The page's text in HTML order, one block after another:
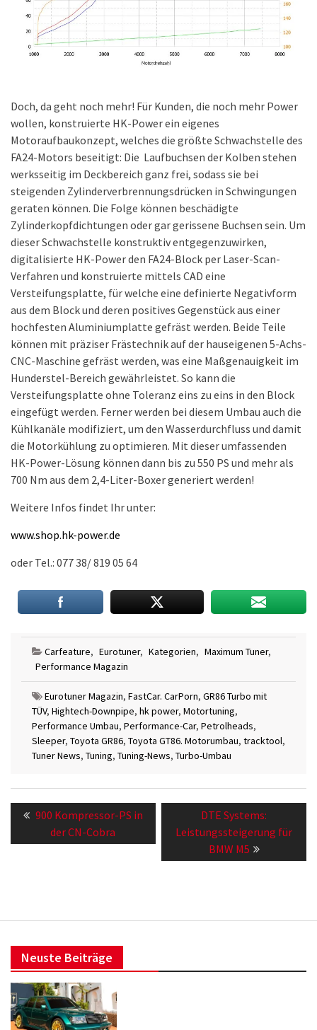
Doch, da geht noch mehr! Für Kunden, die noch mehr Power
wollen, konstruierte HK-Power ein eigenes
Motoraufbaukonzept, welches die größte Schwachstelle des
FA24-Motors beseitigt: Die Laufbuchsen der Kolben stehen
werksseitig im Deckbereich ganz frei, sodass sie bei
steigenden Zylinderverbrennungsdrücken in Schwingungen
geraten können. Die Folge können beschädigte
Zylinderkopfdichtungen oder gar gerissene Buchsen sein. Um
dieser Schwachstelle konstruktiv entgegenzuwirken,
digitalisierte HK-Power den FA24-Block per Laser-Scan-
Verfahren und konstruierte mittels CAD eine
Versteifungsplatte, für welche eine definierte Negativform
aus dem Block und deren positives Gegenstück aus einer
hochfesten Aluminiumplatte gefräst werden. Beide Teile
können mit präziser Frästechnik auf der hauseigenen 5-Achs-
CNC-Maschine gefräst werden, was eine Maßgenauigkeit im
Hunderstel-Bereich gewährleistet. So kann die
Versteifungsplatte ohne Toleranz eins zu eins in den Block
eingefügt werden. Ferner werden bei diesem Umbau auch die
Kühlkanäle modifiziert, um den Wasserdurchfluss und damit
die Motorkühlung zu optimieren. Mit dieser umfassenden
HK-Power-Lösung können dann bis zu 550 PS und mehr als
700 Nm aus dem 2,4-Liter-Boxer generiert werden!
Weitere Infos findet Ihr unter:
www.shop.hk-power.de
oder Tel.: 077 38/ 819 05 64
Carfeature, Eurotuner, Kategorien, Maximum Tuner,
Performance Magazin
Eurotuner Magazin, FastCar. CarPorn, GR86 Turbo mit
TÜV, Hightech-Downpipe, hk power, Motortuning,
Performance Umbau, Performance-Car, Petrolheads,
Sleeper, Toyota GR86, Toyota GT86. Motorumbau, tracktool,
Tuner News, Tuning, Tuning-News, Turbo-Umbau
Previous
post:
900 Kompressor-PS in
der CN-Cobra
Next
post:
DTE Systems:
Leistungssteigerung für
BMW M5
Neuste Beiträge